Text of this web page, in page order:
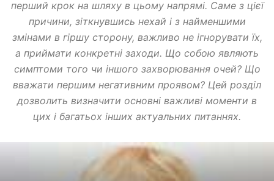
перший крок на шляху в цьому напрямі. Саме з цієї
причини, зіткнувшись нехай і з найменшими
змінами в гіршу сторону, важливо не ігнорувати їх,
а приймати конкретні заходи. Що собою являють
симптоми того чи іншого захворювання очей? Що
вважати першим негативним проявом? Цей розділ
дозволить визначити основні важливі моменти в
цих і багатьох інших актуальних питаннях.